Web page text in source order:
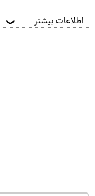
اطلاعات بیشتر ❯